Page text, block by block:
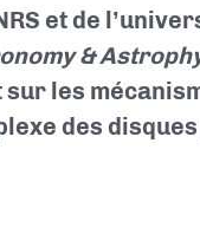
et de
&
les
des